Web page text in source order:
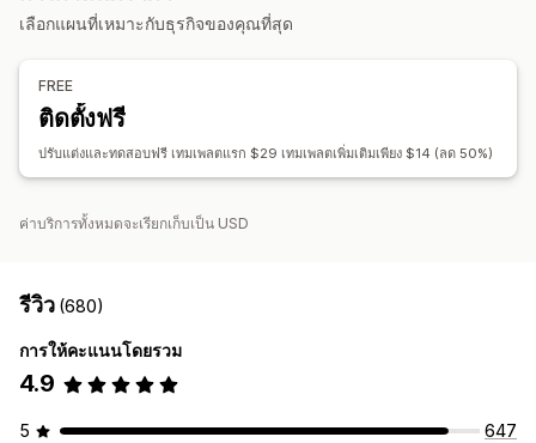
การปรับแต่ง
การสร้างแบรนด์ ช่อง
หลายภาษา
การจัดการไฟล์
พิมพ์และส่งออก
เลือกแผนที่เหมาะกับธุรกิจของคุณที่สุด
FREE
ติดตั้งฟรี
ปรับแต่งและทดสอบฟรี เทมเพลตแรก $29 เทมเพลตเพิ่มเติมเพียง $14 (ลด 50%)
ค่าบริการทั้งหมดจะเรียกเก็บเป็น USD
รีวิว (680)
การให้คะแนนโดยรวม
4.9
5
647